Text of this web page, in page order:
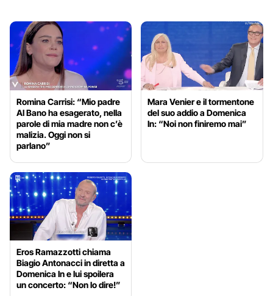
Romina Carrisi: “Mio padre
Al Bano ha esagerato, nella
parole di mia madre non c’è
malizia. Oggi non si
parlano”
Mara Venier e il tormentone
del suo addio a Domenica
In: “Noi non finiremo mai”
Eros Ramazzotti chiama
Biagio Antonacci in diretta a
Domenica In e lui spoilera
un concerto: “Non lo dire!”